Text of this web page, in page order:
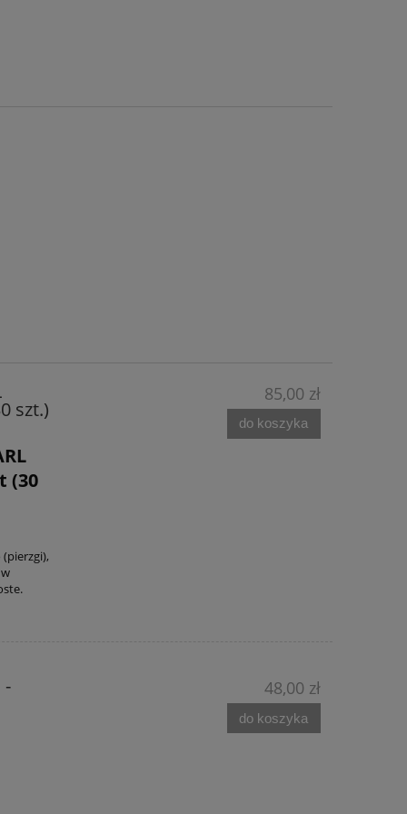
szt.)
(30
85,00 zł
do koszyka
- 48,00 zł
do koszyka